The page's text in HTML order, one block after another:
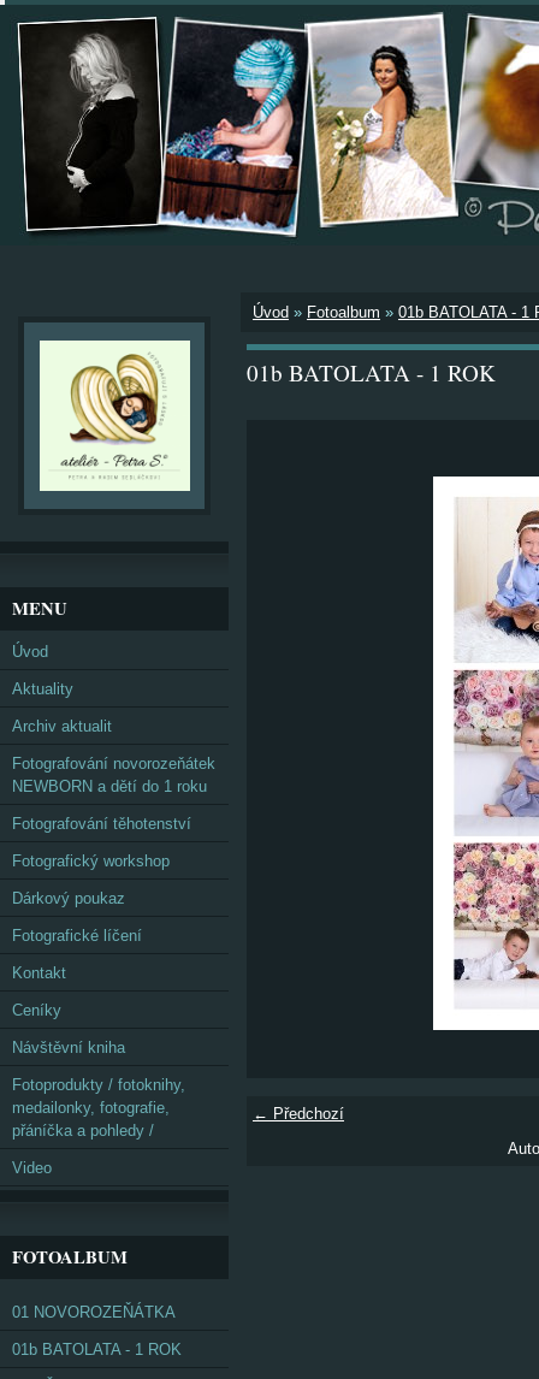
Úvod » Fotoalbum » 01b BATOLATA - 1
01b BATOLATA - 1 ROK
← Předchozí
MENU
Úvod
Aktuality
Archiv aktualit
Fotografování novorozeňátek
NEWBORN a dětí do 1 roku
Fotografování těhotenství
Fotografický workshop
Dárkový poukaz
Fotografické líčení
Kontakt
Ceníky
Návštěvní kniha
Fotoprodukty / fotoknihy,
medailonky, fotografie,
přáníčka a pohledy /
Video
FOTOALBUM
01 NOVOROZEŇÁTKA
01b BATOLATA - 1 ROK